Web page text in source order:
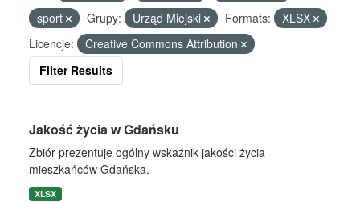
sport
Grupy: Urząd Miejski Formats:
XLSX
Licencje:
Creative Commons Attribution
Filter Results
Jakość życia w Gdańsku
Zbiór prezentuje ogólny wskaźnik jakości życia
mieszkańców Gdańska.
XLSX